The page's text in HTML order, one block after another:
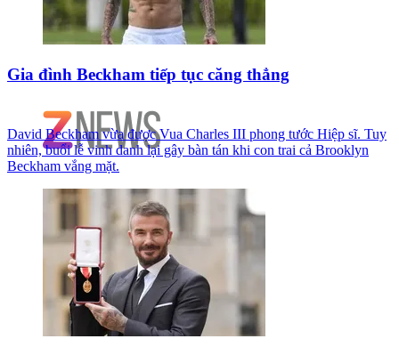
Gia đình Beckham tiếp tục căng thẳng
David Beckham vừa được Vua Charles III phong tước Hiệp sĩ. Tuy
nhiên, buổi lễ vinh danh lại gây bàn tán khi con trai cả Brooklyn
Beckham vắng mặt.